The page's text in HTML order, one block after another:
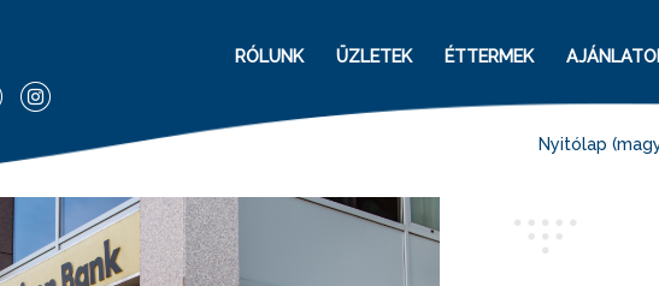
RÓLUNK ÜZLETEK ÉTTERMEK
Nyitólap